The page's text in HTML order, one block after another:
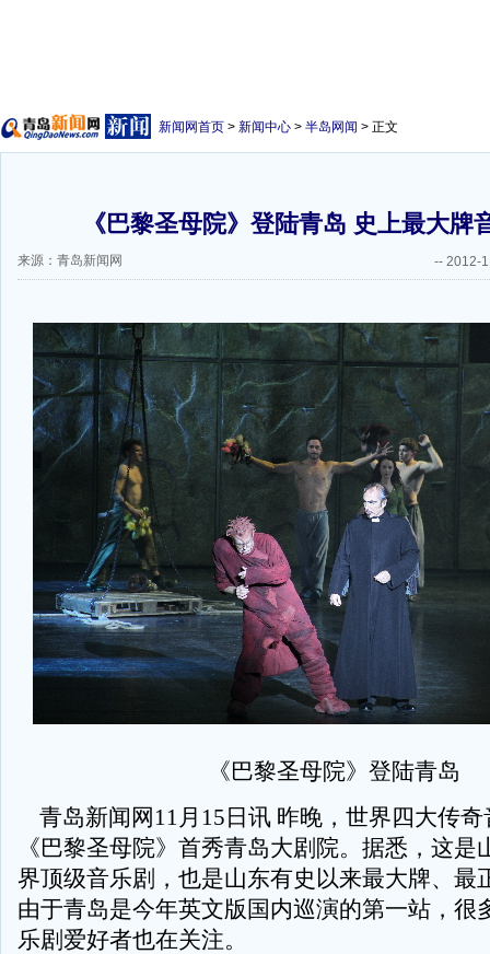
新闻网首页 > 新闻中心 > 半岛网闻 > 正文
《巴黎圣母院》登陆青岛 史上最大牌
来源：青岛新闻网 -- 2012-
《巴黎圣母院》登陆青岛
青岛新闻网11月15日讯 昨晚，世界四大传奇
《巴黎圣母院》首秀青岛大剧院。据悉，这是
界顶级音乐剧，也是山东有史以来最大牌、最
由于青岛是今年英文版国内巡演的第一站，很
乐剧爱好者也在关注。